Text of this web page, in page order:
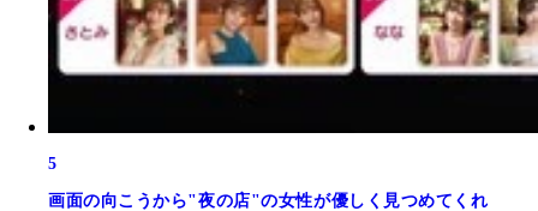
5
画面の向こうから"夜の店"の女性が優しく見つめてくれ